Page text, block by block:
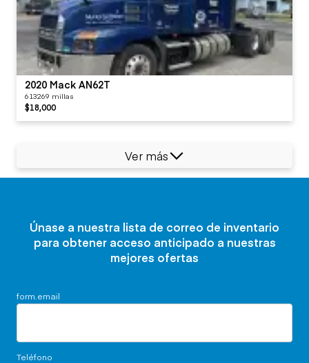
2020 Mack AN62T
613269 millas
$18,000
Ver más
Únase a nuestra lista de correo de inventario
para obtener acceso anticipado a nuestras
mejores ofertas
form.email
Teléfono